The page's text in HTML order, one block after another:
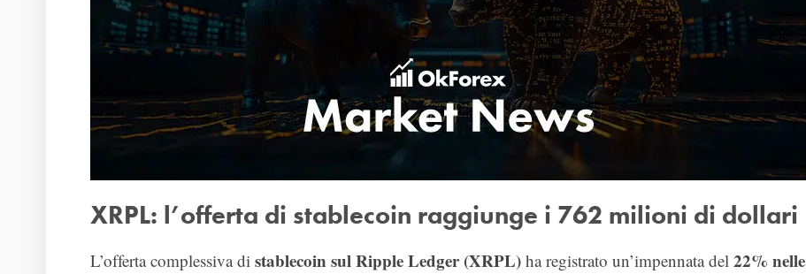
XRPL: l’offerta di stablecoin raggiunge i 762 milioni di dollari
L’offerta complessiva di stablecoin sul Ripple Ledger (XRPL) ha registrato un’impennata del 22% nelle